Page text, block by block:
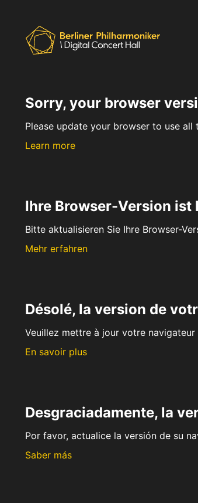
Sorry, your browser
Please update your browser to use
Learn more
Ihre Browser-Version ist
Bitte aktualisieren Sie Ihre Browser-
Mehr erfahren
Désolé, la version de
Veuillez mettre à jour votre
En savoir plus
Desgraciadamente, la
Por favor, actualice la versión de su
Saber más